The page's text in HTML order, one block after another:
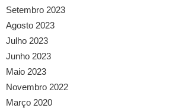
Setembro 2023
Agosto 2023
Julho 2023
Junho 2023
Maio 2023
Novembro 2022
Março 2020